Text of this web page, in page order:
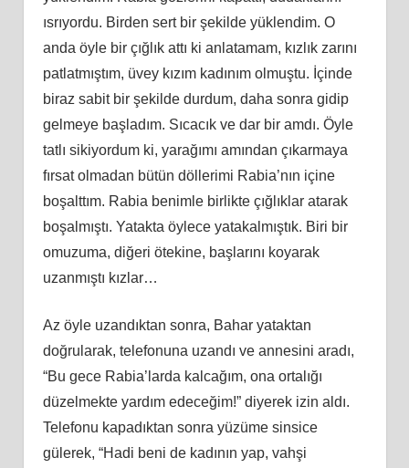
ısrıyordu. Birden sertbir şekilde yüklendim. O
anda öyle bir çığlık attı ki anlatamam, kızlık zarını
patlatmıştım, üvey kızım kadınım olmuştu. İçinde
biraz sabit bir şekilde durdum, daha sonra gidip
gelmeye başladım. Sıcacık ve dar bir amdı. Öyle
tatlı sikiyordum ki, yarağımı amından çıkarmaya
fırsat olmadan bütün döllerimi Rabia’nın içine
boşalttım. Rabia benimle birlikte çığlıklar atarak
boşalmıştı. Yatakta öylece yatakalmıştık. Biri bir
omuzuma, diğeri ötekine, başlarını koyarak
uzanmıştı kızlar…
Az öyle uzandıktan sonra, Bahar yataktan
doğrularak, telefonuna uzandı ve annesini aradı,
“Bu gece Rabia’larda kalcağım, ona ortalığı
düzelmekte yardım edeceğim!” diyerek izin aldı.
Telefonu kapadıktan sonra yüzüme sinsice
gülerek, “Hadi beni de kadının yap, vahşi